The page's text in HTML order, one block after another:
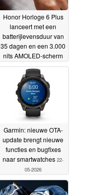
Honor Horloge 6 Plus
lanceert met een
batterijlevensduur van
35 dagen en een 3.000
nits AMOLED-scherm
Garmin: nieuwe OTA-
update brengt nieuwe
functies en bugfixes
naar smartwatches 22-
05-2026